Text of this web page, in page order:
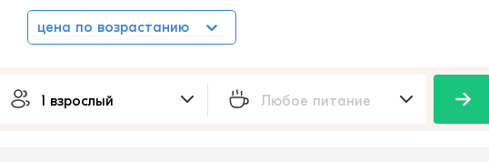
цена по возрастанию